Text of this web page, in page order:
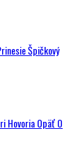
Špičkový
Hovoria Opäť O